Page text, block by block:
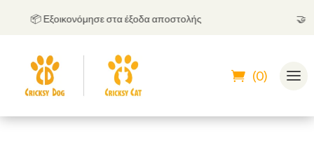
📦 Εξοικονόμησε στα έξοδα αποστολής
(0)